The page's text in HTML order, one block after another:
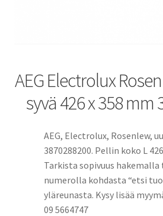
AEG Electrolux
syvä 426 x 358 mm
AEG, Electrolux, Rosenlew,
3870288200. Pellin koko L
Tarkista sopivuus
numerolla kohdasta “etsi
yläreunasta. Kysy lisää
09 5664747